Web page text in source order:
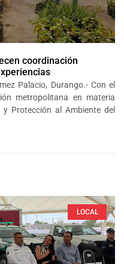
coordinación
Palacio, Durango.- Con el
metropolitana en materia
Protección al Ambiente del
LOCAL